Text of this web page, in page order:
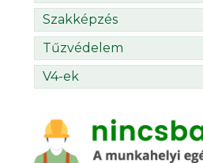
Szakképzés
Tűzvédelem
V4-ek